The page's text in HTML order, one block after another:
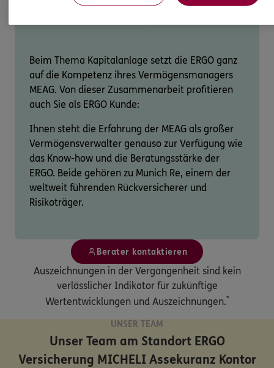
Beim Thema Kapitalanlage setzt die ERGO ganz
auf die Kompetenz ihres Vermögensmanagers
MEAG. Von dieser Zusammenarbeit profitieren
auch Sie als ERGO Kunde:
Ihnen steht die Erfahrung der MEAG als großer
Vermögensverwalter genauso zur Verfügung wie
das Know-how und die Beratungsstärke der
ERGO. Beide gehören zu Munich Re, einem der
weltweit führenden Rückversicherer und
Risikoträger.
Berater kontaktieren
Auszeichnungen in der Vergangenheit sind kein
verlässlicher Indikator für zukünftige
Wertentwicklungen und Auszeichnungen.*
UNSER TEAM
Unser Team am StandortERGO
Versicherung MICHELI Assekuranz Kontor